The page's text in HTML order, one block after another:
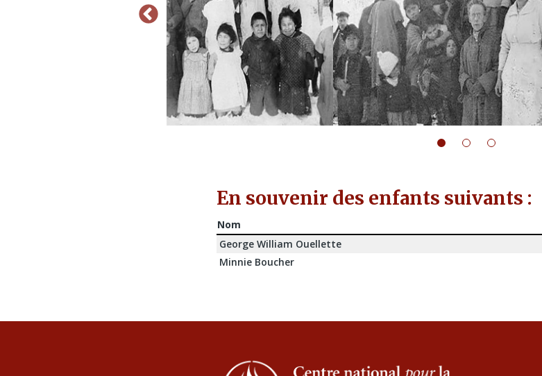
En souvenir des enfants suivants :
Nom
George William Ouellette
Minnie Boucher